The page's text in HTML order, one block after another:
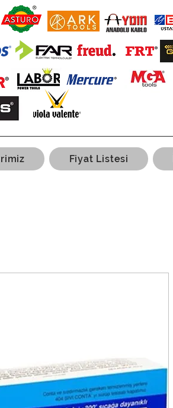
Fiyat Listesi